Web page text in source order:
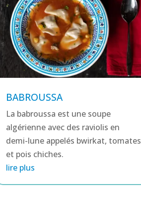
BABROUSSA
La babroussa est une soupe
algérienne avec des raviolis en
demi-lune appelés bwirkat, tomates
et pois chiches.
lire plus